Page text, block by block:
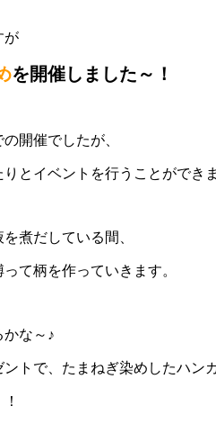
が
を開催しました～！
開催でしたが、
とイベントを行うことができ
煮だしている間、
て柄を作っていきます。
かな～♪
ントで、たまねぎ染めしたハン